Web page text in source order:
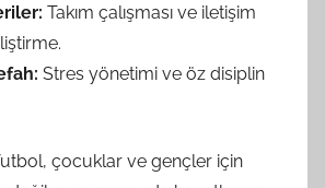
Takım çalışması ve iletişim
Stres yönetimi ve öz disiplin
çocuklar ve gençler için